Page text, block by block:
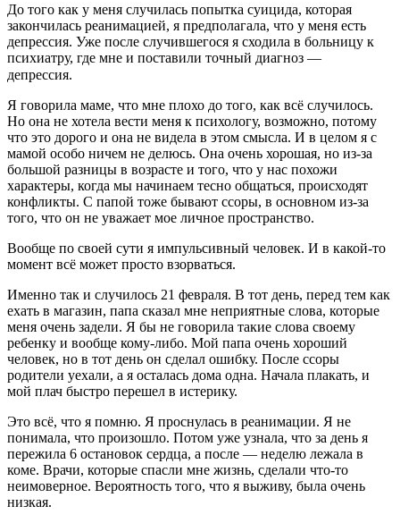
До того как у меня случилась попытка суицида, которая
закончилась реанимацией, я предполагала, что у меня есть
депрессия. Уже после случившегося я сходила в больницу к
психиатру, где мне и поставили точный диагноз —
депрессия.
Я говорила маме, что мне плохо до того, как всё случилось.
Но она не хотела вести меня к психологу, возможно, потому
что это дорого и она не видела в этом смысла. И в целом я с
мамой особо ничем не делюсь. Она очень хорошая, но из-за
большой разницы в возрасте и того, что у нас похожи
характеры, когда мы начинаем тесно общаться, происходят
конфликты. С папой тоже бывают ссоры, в основном из-за
того, что он не уважает мое личное пространство.
Вообще по своей сути я импульсивный человек. И в какой-то
момент всё может просто взорваться.
Именно так и случилось 21 февраля. В тот день, перед тем как
ехать в магазин, папа сказал мне неприятные слова, которые
меня очень задели. Я бы не говорила такие слова своему
ребенку и вообще кому-либо. Мой папа очень хороший
человек, но в тот день он сделал ошибку. После ссоры
родители уехали, а я осталась дома одна. Начала плакать, и
мой плач быстро перешел в истерику.
Это всё, что я помню. Я проснулась в реанимации. Я не
понимала, что произошло. Потом уже узнала, что за день я
пережила 6 остановок сердца, а после — неделю лежала в
коме. Врачи, которые спасли мне жизнь, сделали что-то
неимоверное. Вероятность того, что я выживу, была очень
низкая.